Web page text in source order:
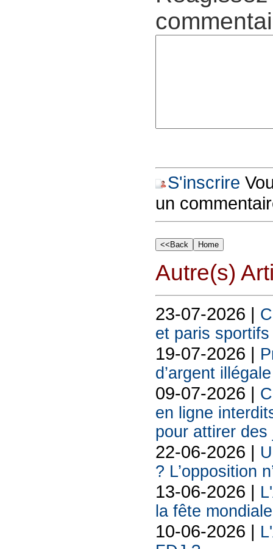
S'inscrire
un
Autre(s)
23-07-2026 |
et paris
19-07-2026 |
d’argent
09-07-2026 |
en ligne
pour attirer des
22-06-2026 |
? L’opposition
13-06-2026 |
la fête
10-06-2026 |